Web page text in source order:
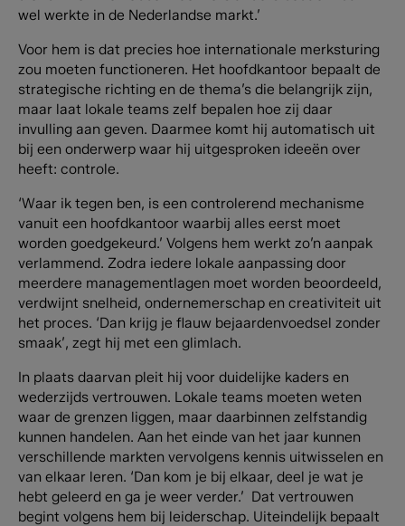
wel werkte in de Nederlandse markt.’
Voor hem is dat precies hoe internationale merksturing
zou moeten functioneren. Het hoofdkantoor bepaalt de
strategische richting en de thema’s die belangrijk zijn,
maar laat lokale teams zelf bepalen hoe zij daar
invulling aan geven. Daarmee komt hij automatisch uit
bij een onderwerp waar hij uitgesproken ideeën over
heeft: controle.
‘Waar ik tegen ben, is een controlerend mechanisme
vanuit een hoofdkantoor waarbij alles eerst moet
worden goedgekeurd.’ Volgens hem werkt zo’n aanpak
verlammend. Zodra iedere lokale aanpassing door
meerdere managementlagen moet worden beoordeeld,
verdwijnt snelheid, ondernemerschap en creativiteit uit
het proces. ‘Dan krijg je flauw bejaardenvoedsel zonder
smaak’, zegt hij met een glimlach.
In plaats daarvan pleit hij voor duidelijke kaders en
wederzijds vertrouwen. Lokale teams moeten weten
waar de grenzen liggen, maar daarbinnen zelfstandig
kunnen handelen. Aan het einde van het jaar kunnen
verschillende markten vervolgens kennis uitwisselen en
van elkaar leren. ‘Dan kom je bij elkaar, deel je wat je
hebt geleerd en ga je weer verder.’ Dat vertrouwen
begint volgens hem bij leiderschap. Uiteindelijk bepaalt